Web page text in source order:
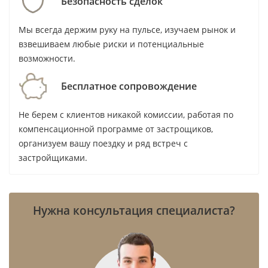
WEll Concept Development
Wellington Developments
WOW RED
YAS Developers
Yoo inspired by Starck
Zaya Developer
Мы всегда держим руку на пульсе, изучаем рынок и
взвешиваем любые риски и потенциальные
возможности.
Бесплатное сопровождение
Не берем с клиентов никакой комиссии, работая по
компенсационной программе от застрощиков,
организуем вашу поездку и ряд встреч с
застройщиками.
Нужна консультация специалиста?